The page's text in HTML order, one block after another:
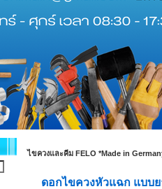
ไขควงและคีม FELO *Made in
ดอกไขควงหัวแฉก แบบ